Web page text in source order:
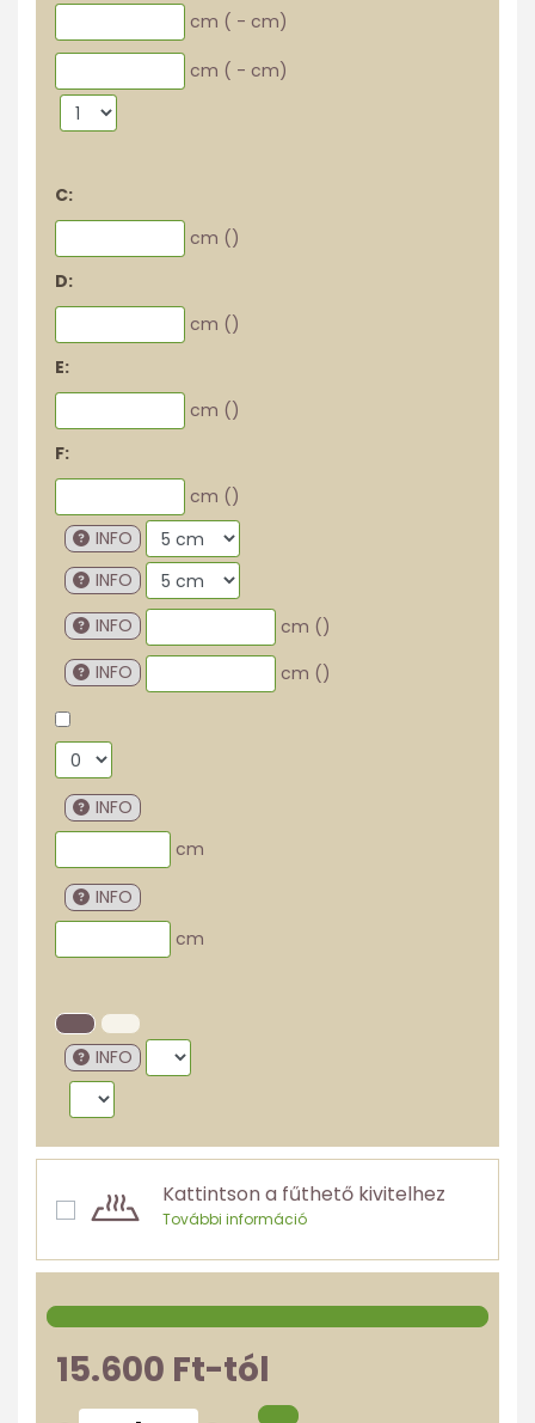
cm ( - cm)
cm ( - cm)
C:
cm ()
D:
cm ()
E:
cm ()
F:
cm ()
INFO
INFO
INFO
cm ()
INFO
cm ()
INFO
cm
INFO
cm
INFO
Kattintson a fűthető kivitelhez
További információ
15.600 Ft-tól